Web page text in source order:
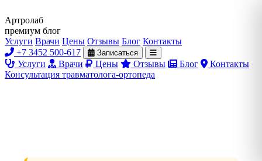
Артролаб
премиум блог
Услуги Врачи Цены Отзывы Блог Контакты
+7 3452 500-617
Записаться
Услуги Врачи Цены Отзывы Блог
Контакты
Консультация травматолога-ортопеда